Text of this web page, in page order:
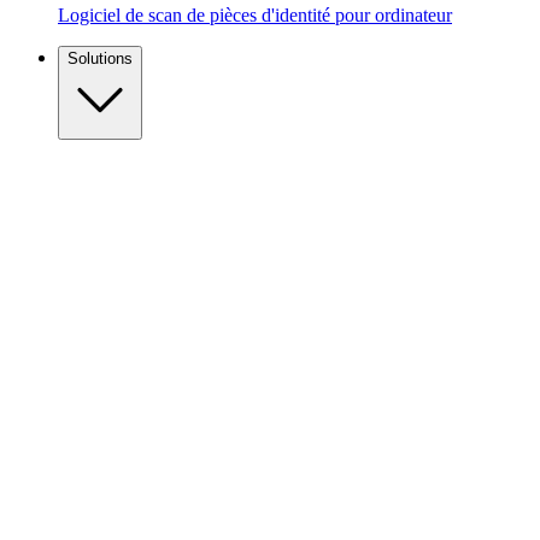
Logiciel de scan de pièces d'identité pour ordinateur
Solutions